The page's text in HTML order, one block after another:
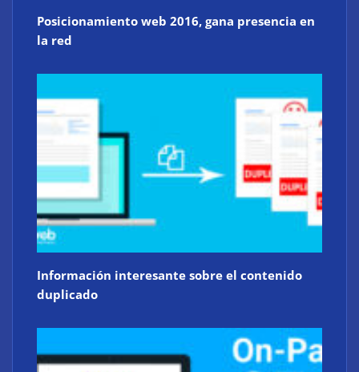
Posicionamiento web 2016, gana presencia en
la red
Información interesante sobre el contenido
duplicado